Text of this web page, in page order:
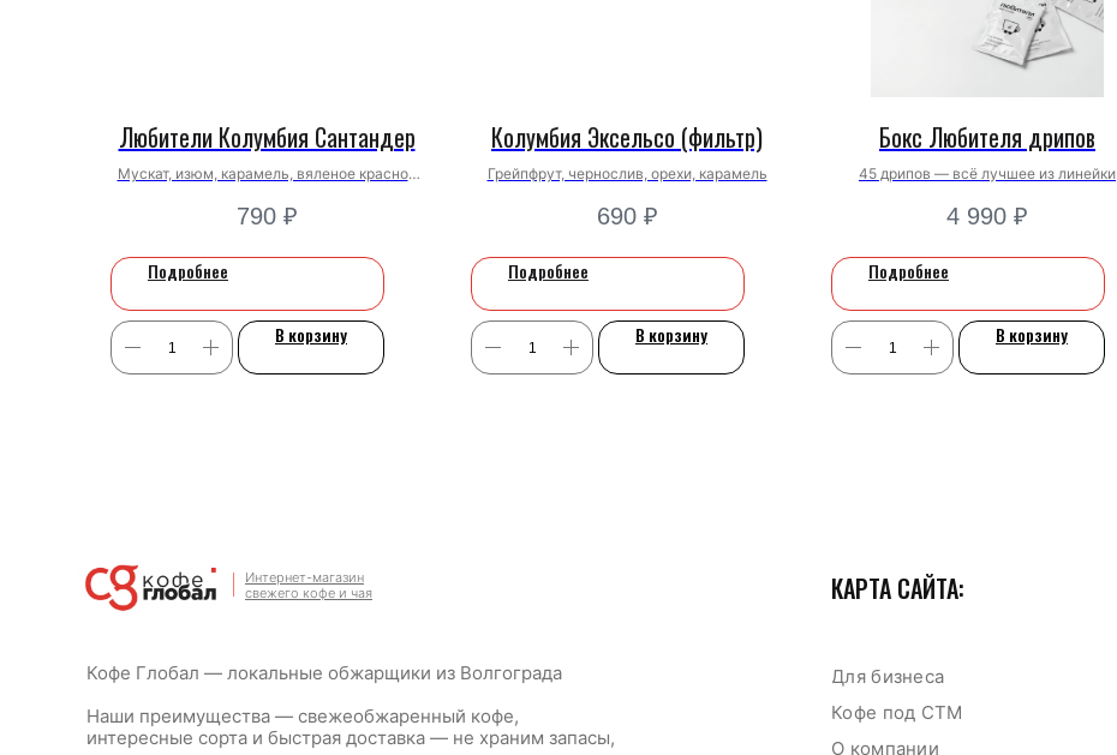
Любители Колумбия Сантандер
Мускат, изюм, карамель, вяленое красное
790 ₽
Подробнее
В корзину
Колумбия Эксельсо (фильтр)
Грейпфрут, чернослив, орехи, карамель
690 ₽
Подробнее
В корзину
Бокс Любителя дрипов
45 дрипов — всё лучшее из линейки
4 990 ₽
Подробнее
В корзину
КАРТА САЙТА:
Кофе под СТМ
Для бизнеса
О компании
Оплата и доставка
Интернет-магазин
свежего кофе и чая
Кофе Глобал — локальные обжарщики из Волгограда
Наши преимущества — свежеобжаренный кофе,
интересные сорта и быстрая доставка — не храним запасы,